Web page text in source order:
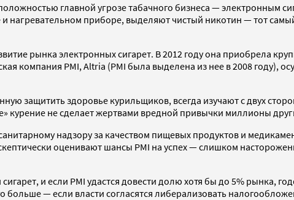
главной угрозе табачного бизнеса — электронным
нагревательном приборе, выделяют чистый никотин — тот
рынка электронных сигарет. В 2012 году она приобрела
компания PMI, Altria (PMI была выделена из нее в 2008 году),
защитить здоровье курильщиков, всегда изучают с двух
курение не сделает жертвами вредной привычки миллионы
надзору за качеством пищевых продуктов и
оценивают шансы PMI на успех — слишком
и если PMI удастся довести долю хотя бы до 5% рынка,
— если власти согласятся либерализовать